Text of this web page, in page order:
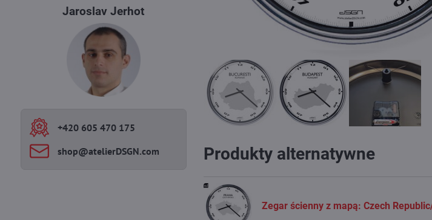
Produkty alternatywne
Zegar ścienny z mapą: Czech
Jaroslav Jerhot
+420 605 470 175
shop​@atelierDSGN​.com